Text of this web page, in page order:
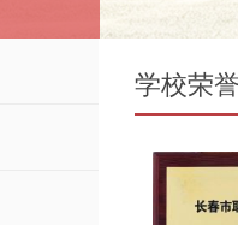
学校荣